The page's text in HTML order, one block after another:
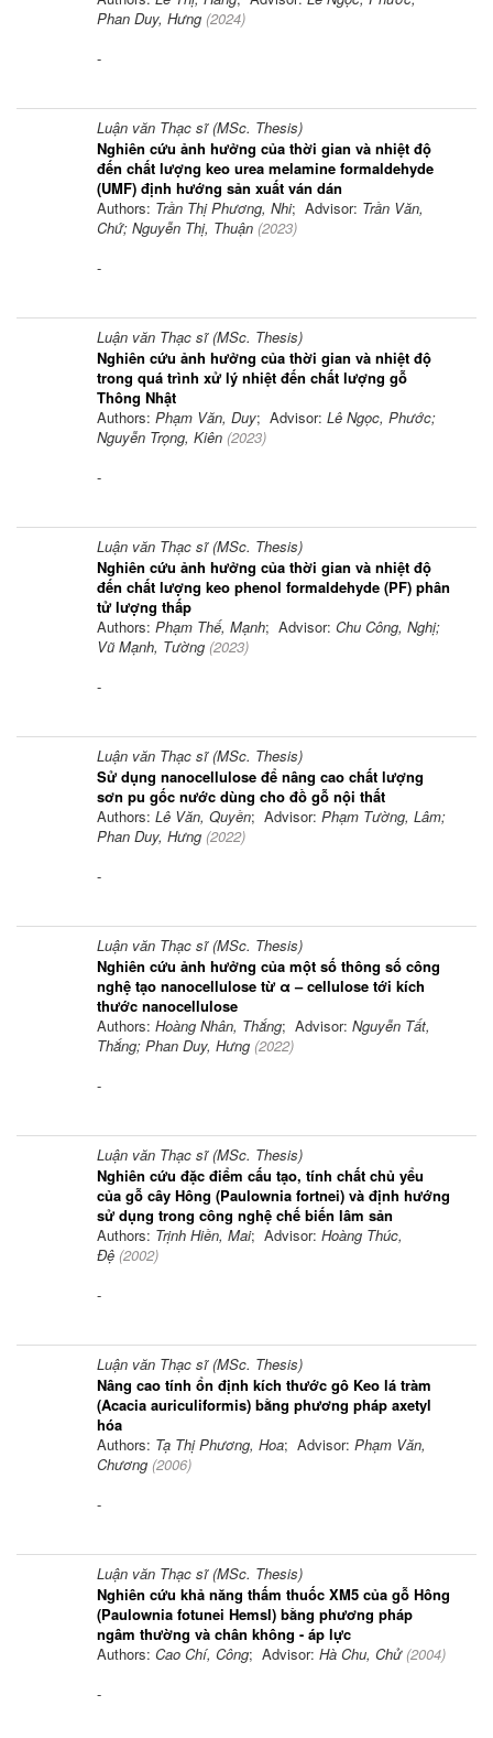
Phan Duy, Hưng (2024)
-
Luận văn Thạc sĩ (MSc. Thesis)
Nghiên cứu ảnh hưởng của thời gian và nhiệt độ
đến chất lượng keo urea melamine formaldehyde
(UMF) định hướng sản xuất ván dán
Authors: Trần Thị Phương, Nhi; Advisor: Trần Văn,
Chứ; Nguyễn Thị, Thuận (2023)
-
Luận văn Thạc sĩ (MSc. Thesis)
Nghiên cứu ảnh hưởng của thời gian và nhiệt độ
trong quá trình xử lý nhiệt đến chất lượng gỗ
Thông Nhật
Authors: Phạm Văn, Duy; Advisor: Lê Ngọc, Phước;
Nguyễn Trọng, Kiên (2023)
-
Luận văn Thạc sĩ (MSc. Thesis)
Nghiên cứu ảnh hưởng của thời gian và nhiệt độ
đến chất lượng keo phenol formaldehyde (PF) phân
tử lượng thấp
Authors: Phạm Thế, Mạnh; Advisor: Chu Công, Nghị;
Vũ Mạnh, Tường (2023)
-
Luận văn Thạc sĩ (MSc. Thesis)
Sử dụng nanocellulose để nâng cao chất lượng
sơn pu gốc nước dùng cho đồ gỗ nội thất
Authors: Lê Văn, Quyền; Advisor: Phạm Tường, Lâm;
Phan Duy, Hưng (2022)
-
Luận văn Thạc sĩ (MSc. Thesis)
Nghiên cứu ảnh hưởng của một số thông số công
nghệ tạo nanocellulose từ α – cellulose tới kích
thước nanocellulose
Authors: Hoàng Nhân, Thắng; Advisor: Nguyễn Tất,
Thắng; Phan Duy, Hưng (2022)
-
Luận văn Thạc sĩ (MSc. Thesis)
Nghiên cứu đặc điểm cấu tạo, tính chất chủ yểu
của gỗ cây Hông (Paulownia fortnei) và định hướng
sử dụng trong công nghệ chế biến lâm sản
Authors: Trịnh Hiền, Mai; Advisor: Hoàng Thúc,
Đệ (2002)
-
Luận văn Thạc sĩ (MSc. Thesis)
Nâng cao tính ổn định kích thước gô Keo lá tràm
(Acacia auriculiformis) bằng phương pháp axetyl
hóa
Authors: Tạ Thị Phương, Hoa; Advisor: Phạm Văn,
Chương (2006)
-
Luận văn Thạc sĩ (MSc. Thesis)
Nghiên cứu khả năng thấm thuốc XM5 của gỗ Hông
(Paulownia fotunei Hemsl) bằng phương pháp
ngâm thường và chân không - áp lực
Authors: Cao Chí, Công; Advisor: Hà Chu, Chử(2004)
-